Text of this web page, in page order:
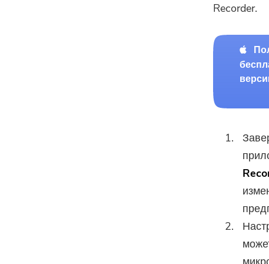
Recorder.